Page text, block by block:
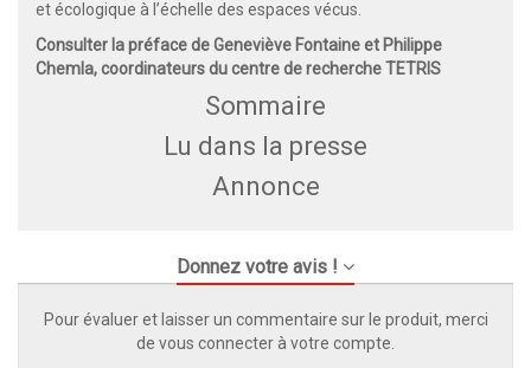
et écologique à l’échelle des espaces vécus.
Consulter la préface de Geneviève Fontaine et Philippe
Chemla, coordinateurs du centre de recherche TETRIS
Sommaire
Lu dans la presse
Annonce
Donnez votre avis !
Pour évaluer et laisser un commentaire sur le produit, merci
de vous connecter à votre compte.